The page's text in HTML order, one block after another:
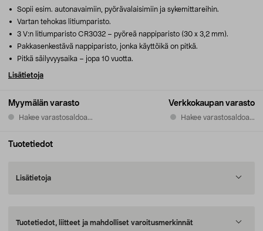
Myymälän varasto
Hakee varastosaldoa...
Verkkokaupan varasto
Hakee varastosaldoa...
Sopii esim. autonavaimiin, pyörävalaisimiin ja sykemittareihin.
Vartan tehokas litiumparisto.
3 V:n litiumparisto CR3032 – pyöreä nappiparisto (30 x 3,2 mm).
Pakkasenkestävä nappiparisto, jonka käyttöikä on pitkä.
Pitkä säilyvyysaika – jopa 10 vuotta.
Lisätietoja
Tuotetiedot
Lisätietoja
Tuotetiedot, liitteet ja mahdolliset varoitusmerkinnät